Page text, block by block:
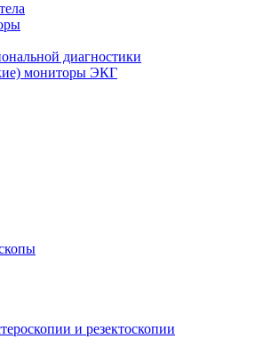
диагностики
мониторы ЭКГ
и резектоскопии